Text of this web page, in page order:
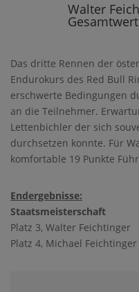
Walter
Das dritte Rennen der
Endurokurs des Red Bull
erschwerte Bedingungen
an die Teilnehmer.
Lettenbichler der sich
durchsetzen konnte. Für
komfortable 19 Punkte
Endergebnisse:
Staatsmeisterschaft
Platz 3, Walter Feichtinger
Platz 4, Michael Feichtinger